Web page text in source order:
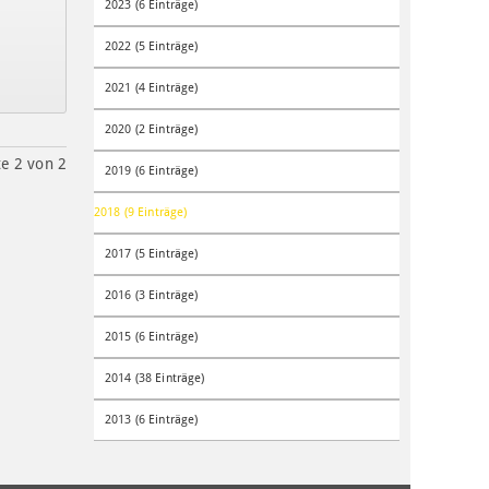
2 von 2
2023 (6 Einträge)
2022 (5 Einträge)
2021 (4 Einträge)
2020 (2 Einträge)
2019 (6 Einträge)
2018 (9 Einträge)
2017 (5 Einträge)
2016 (3 Einträge)
2015 (6 Einträge)
2014 (38 Einträge)
2013 (6 Einträge)